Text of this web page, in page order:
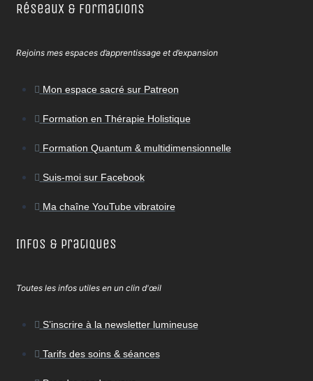
Réseaux & Formations
Rejoins mes espaces d’apprentissage et d’expansion
Mon espace sacré sur Patreon
Formation en Thérapie Holistique
Formation Quantum & multidimensionnelle
Suis-moi sur Facebook
Ma chaîne YouTube vibratoire
Infos & Pratiques
Toutes les infos utiles en un clin d'œil
S’inscrire à la newsletter lumineuse
Tarifs des soins & séances